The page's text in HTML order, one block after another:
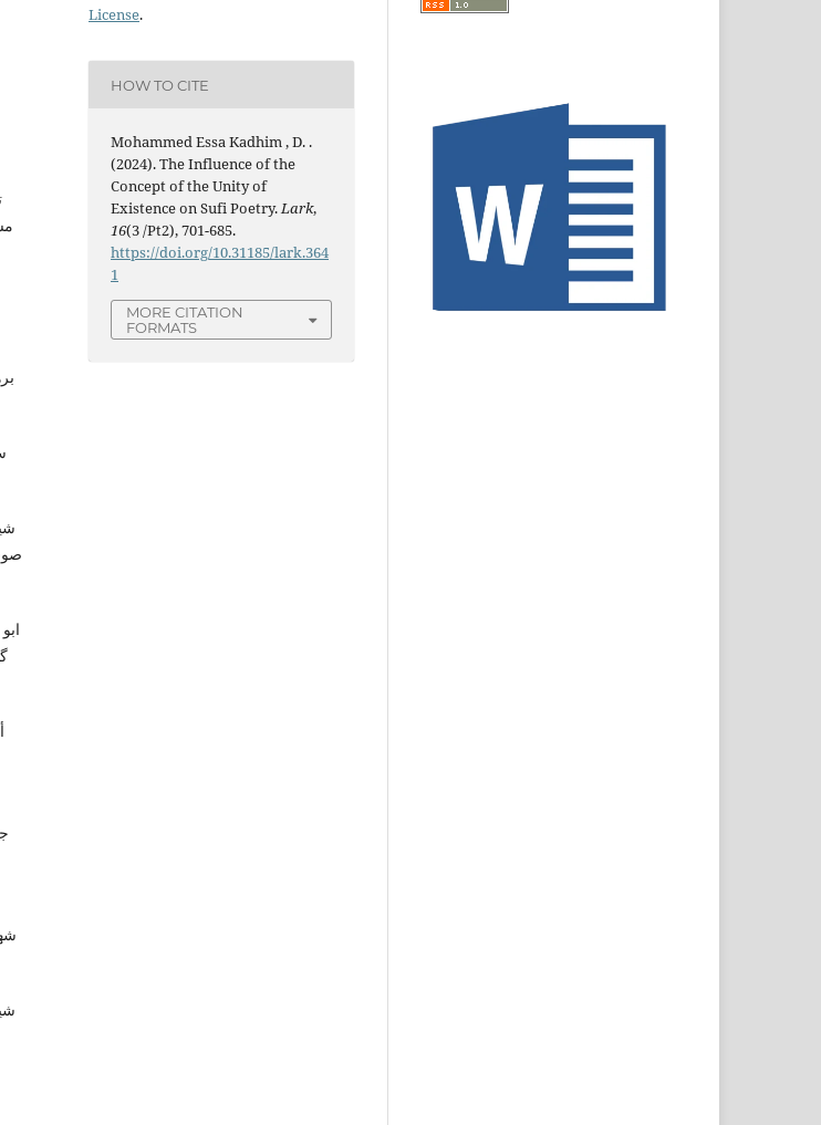
License.
HOW TO CITE
Mohammed Essa Kadhim , D. .
(2024). The Influence of the
Concept of the Unity of
Existence on Sufi Poetry.Lark,
16(3 /Pt2), 701-685.
https://doi.org/10.31185/lark.364
1
MORE CITATION
FORMATS